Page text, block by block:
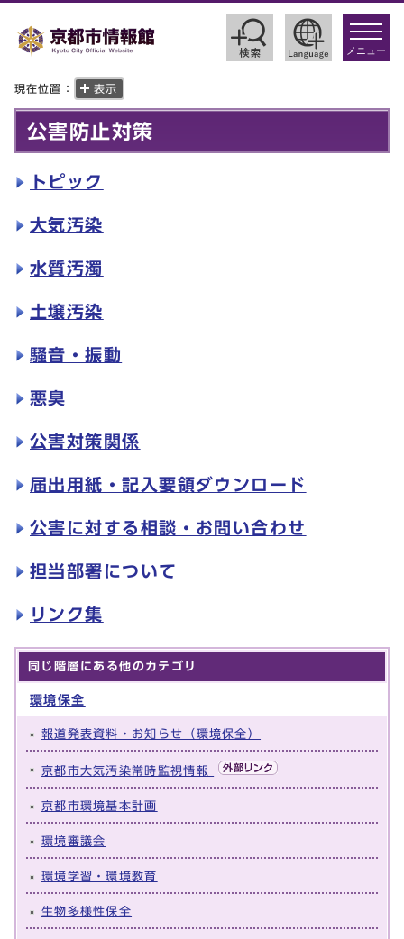
toggle
メニュー
現在位置： 表示
公害防止対策
トピック
大気汚染
水質汚濁
土壌汚染
騒音・振動
悪臭
公害対策関係
届出用紙・記入要領ダウンロード
公害に対する相談・お問い合わせ
担当部署について
リンク集
同じ階層にある他のカテゴリ
環境保全
報道発表資料・お知らせ（環境保全）
京都市大気汚染常時監視情報
京都市環境基本計画
環境審議会
環境学習・環境教育
生物多様性保全